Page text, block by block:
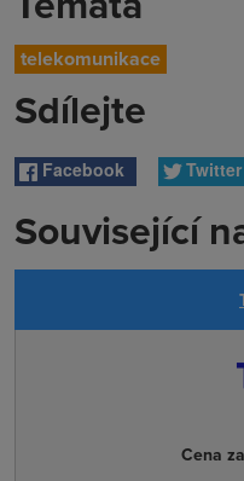
telekomunikace
Sdílejte
Facebook Twitter
Související
Cena